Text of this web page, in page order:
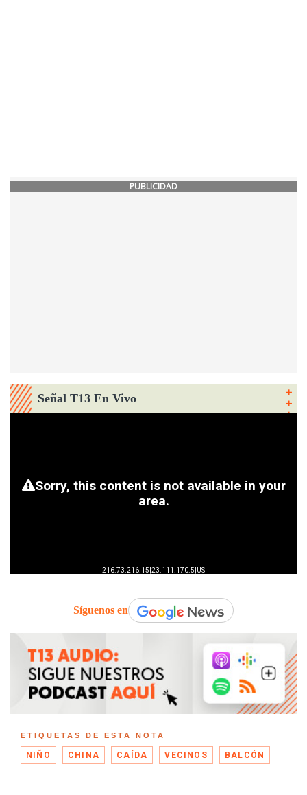
PUBLICIDAD
Señal T13 En Vivo
Síguenos en
ETIQUETAS DE ESTA NOTA
NIÑO CHINA CAÍDA VECINOS BALCÓN